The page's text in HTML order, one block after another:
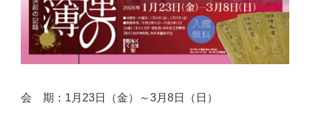
会 期：1月23日（金）～3月8日（日）